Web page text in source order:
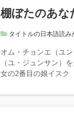
棚ぼたのあな
タイトルの日本語読
オム・チョンエ（ユ
（ユ・ジュンサン）
女の2番目の娘イスク